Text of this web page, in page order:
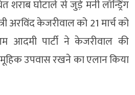
शराब घोटाले से जुड़े मनी लॉन्ड्रिंग
अरविंद केजरीवाल को 21 मार्च को
आदमी पार्टी ने केजरीवाल की
उपवास रखने का एलान किया